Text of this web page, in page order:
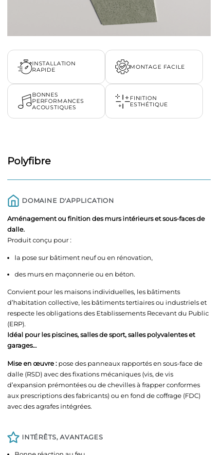
INSTALLATION
RAPIDE
MONTAGE FACILE
BONNES
PERFORMANCES
ACOUSTIQUES
FINITION
ESTHÉTIQUE
Polyfibre
DOMAINE D'APPLICATION
Aménagement ou finition des murs intérieurs et sous-faces de
dalle.
Produit conçu pour :
la pose sur bâtiment neuf ou en rénovation,
des murs en maçonnerie ou en béton.
Convient pour les maisons individuelles, les bâtiments
d’habitation collective, les bâtiments tertiaires ou industriels et
respecte les obligations des Etablissements Recevant du Public
(ERP).
Idéal pour les piscines, salles de sport, salles polyvalentes et
garages…
Mise en œuvre : pose des panneaux rapportés en sous-face de
dalle (RSD) avec des fixations mécaniques (vis, de vis
d’expansion prémontées ou de chevilles à frapper conformes
aux prescriptions des fabricants) ou en fond de coffrage (FDC)
avec des agrafes intégrées.
INTÉRÊTS, AVANTAGES